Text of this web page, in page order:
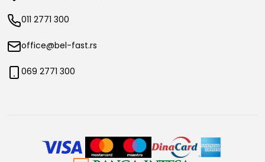
011 2771 300
office@bel-fast.rs
069 2771 300